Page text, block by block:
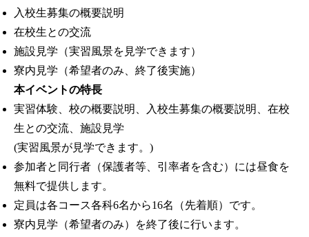
入校生募集の概要説明
在校生との交流
施設見学（実習風景を見学できます）
寮内見学（希望者のみ、終了後実施）
本イベントの特長
実習体験、校の概要説明、入校生募集の概要説明、在校
生との交流、施設見学
(実習風景が見学できます。)
参加者と同行者（保護者等、引率者を含む）には昼食を
無料で提供します。
定員は各コース各科6名から16名（先着順）です。
寮内見学（希望者のみ）を終了後に行います。